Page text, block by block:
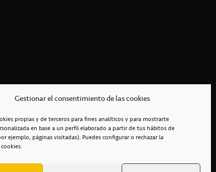
Gestionar el consentimiento de las cookies
propias y de terceros para fines analíticos y para mostrarte
en base a un perfil elaborado a partir de tus hábitos de
ejemplo, páginas visitadas). Puedes configurar o rechazar la